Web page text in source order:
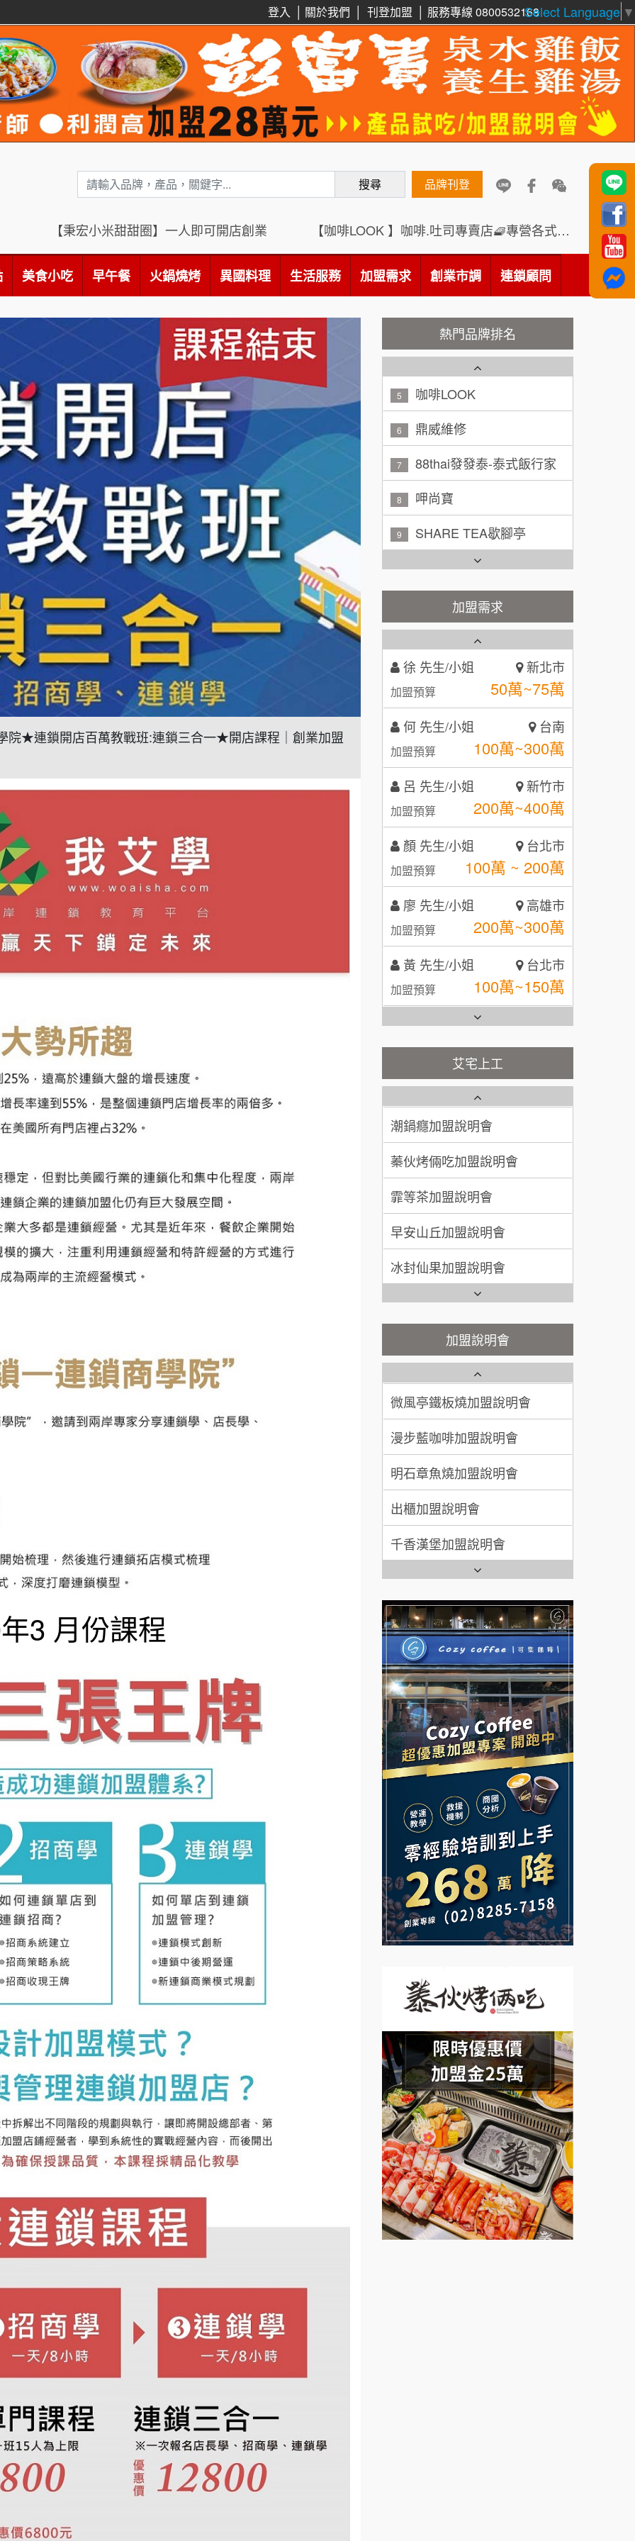
Select Language ▼
關於我們 刊登加盟 服務專線 0800532168
登入
搜尋 品牌刊登
【秉宏小米甜甜圈】一人即可開店創業 【咖啡LOOK 】咖啡.吐司專賣店🧇專營各式創意法式吐司
美食小吃 早午餐 火鍋燒烤 異國料理 生活服務 加盟需求 創業市調 連鎖顧問
院★連鎖開店百萬教戰班:連鎖三合一★開店課程｜創業加盟
3 月份課程
熱門品牌排名
6 鼎威維修
7 88thai發發泰-泰式飯行家
8 呷尚寶
TEA TOP台灣第一味
Cozy coffee可集咖啡
2 霏等茶
潮鍋癮
5 咖啡LOOK
6 鼎威維修
7 88thai發發泰-泰式飯行家
8 呷尚寶
9 SHARE TEA歇腳亭
10 TEA TOP台灣第一味
1 Cozy coffee可集咖啡
霏等茶
秉宏小米甜甜圈
4 潮鍋癮
5 咖啡LOOK
88thai發發泰-泰式飯行家
8 呷尚寶
9 SHARE TEA歇腳亭
TEA TOP台灣第一味
加盟需求
周 先生/小姐 台北
加盟預算 100萬 ~150萬
徐 先生/小姐 新北市
加盟預算 50萬~75萬
何 先生/小姐 台南
呂 先生/小姐 新竹市
顏 先生/小姐 台北市
加盟預算 100萬 ~ 200萬
200萬~300萬
加盟預算 100萬~150萬
林 先生/小姐
100萬 ~ 200萬
吳 先生/小姐
加盟預算 100萬~200萬
周 先生/小姐 台北
加盟預算 100萬 ~150萬
徐 先生/小姐
加盟預算 50萬~75萬
何 先生/小姐 台南
加盟預算 100萬~300萬
呂 先生/小姐 新竹市
加盟預算 200萬~400萬
顏 先生/小姐 台北市
加盟預算 100萬 ~ 200萬
廖 先生/小姐 高雄市
加盟預算 200萬~300萬
黃 先生/小姐 台北市
加盟預算 100萬~150萬
林 先生/小姐 屏東縣
加盟預算 100萬 ~ 200萬
吳 先生/小姐 屏東縣
加盟預算 100萬~200萬
周 先生/小姐 台北
加盟預算 100萬 ~150萬
徐 先生/小姐 新北市
加盟預算 50萬~75萬
何 先生/小姐
加盟預算 100萬~300萬
呂 先生/小姐
加盟預算 200萬~400萬
顏 先生/小姐 台北市
100萬 ~ 200萬
廖 先生/小姐 高雄市
加盟預算 200萬~300萬
艾宅上工
【曉妍美妝】誠徵行政櫃檯
自助洗衣店誠徵代洗收送人員
(台中市)
MUSHEN徵SPA美容芳療師
日十。早午食加盟說明會
拾鑶火鍋加盟說明會
全家加盟說明會
台灣G湯加盟說明會
彭富貴加盟說明會
NU PASTA義大利麵加盟說明
潮鍋癮加盟說明會
蓁伙烤倆吃加盟說明會
霏等茶加盟說明會
早安山丘加盟說明會
冰封仙果加盟說明會
Ramble Café 漫步藍咖啡加盟
說明會
微風亭鐵板燒加盟說明會
鮮茶道加盟說明會
【曉妍美妝】誠徵行政櫃檯
自助洗衣店誠徵代洗收送人員
(台中市)
MUSHEN徵SPA美容芳療師
日十。早午食加盟說明會
拾鑶火鍋加盟說明會
全家加盟說明會
台灣G湯加盟說明會
彭富貴加盟說明會
NU PASTA義大利麵加盟說明
會
潮鍋癮加盟說明會
蓁伙烤倆吃加盟說明會
霏等茶加盟說明會
早安山丘加盟說明會
冰封仙果加盟說明會
Ramble Café 漫步藍咖啡加盟
說明會
微風亭鐵板燒加盟說明會
鮮茶道加盟說明會
【曉妍美妝】誠徵行政櫃檯
自助洗衣店誠徵代洗收送人員
(台中市)
MUSHEN徵SPA美容芳療師
日十。早午食加盟說明會
拾鑶火鍋加盟說明會
加盟說明會
藍象廷泰式火鍋加盟說明會
日十。早午食加盟說明會
上宇林加盟說明會
莫尼早餐Morni加盟說明會
手作功夫茶加盟說明會
SHARE TEA歇腳亭加盟說明會
潮味決-湯滷專門店加盟說明會
鬍子茶加盟說明會
鮮茶道加盟說明會
微風亭鐵板燒加盟說明會
漫步藍咖啡加盟說明會
明石章魚燒加盟說明會
出櫃加盟說明會
千香漢堡加盟說明會
七盞茶加盟說明會
拉亞漢堡加盟說明會
杜芳子古味茶鋪加盟說明會
優握握×酸奶大獅加盟說明會
冬城門加盟說明會
拾鑶火鍋加盟說明會
阿性情趣無人販售所加盟明會
龍涎居好湯加盟說明會
舒油頭加盟說明會
韓金量加盟說明會
義氣豐發雞加盟說明會
Mr.Wish加盟說明會
白鬍泡泡 BOHO POPO加盟說
明會
TEA TOP加盟說明會
珍好味臭臭鍋加盟說明會
藍象廷泰式火鍋加盟說明會
日十。早午食加盟說明會
上宇林加盟說明會
莫尼早餐Morni加盟說明會